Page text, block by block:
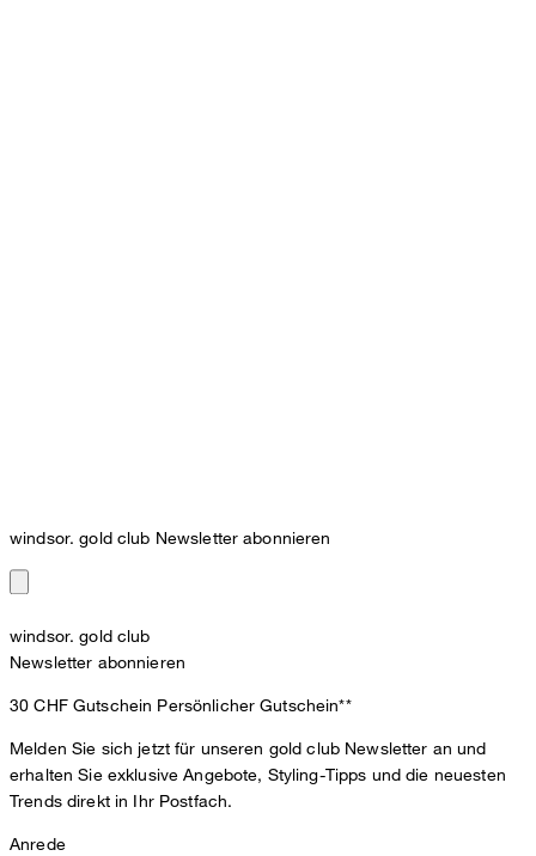
windsor. gold club Newsletter abonnieren
windsor. gold club
Newsletter abonnieren
30 CHF Gutschein Persönlicher Gutschein**
Melden Sie sich jetzt für unseren gold club Newsletter an und
erhalten Sie exklusive Angebote, Styling-Tipps und die neuesten
Trends direkt in Ihr Postfach.
Anrede